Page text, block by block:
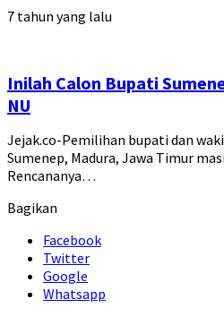
7 tahun yang lalu
Inilah Calon Bupati
NU
Jejak.co-Pemilihan bupati dan
Sumenep, Madura, Jawa Timur
Rencananya…
Bagikan
Facebook
Twitter
Google
Whatsapp